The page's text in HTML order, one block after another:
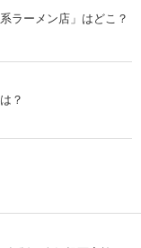
ラーメン店」はどこ？
？